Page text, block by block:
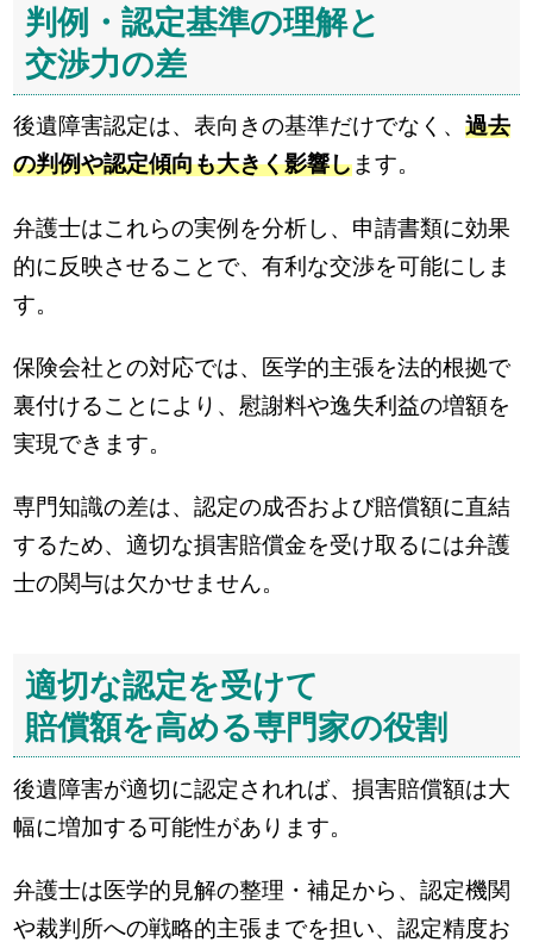
判例・認定基準の理解と
交渉力の差
後遺障害認定は、表向きの基準だけでなく、過去
の判例や認定傾向も大きく影響します。
弁護士はこれらの実例を分析し、申請書類に効果
的に反映させることで、有利な交渉を可能にしま
す。
保険会社との対応では、医学的主張を法的根拠で
裏付けることにより、慰謝料や逸失利益の増額を
実現できます。
専門知識の差は、認定の成否および賠償額に直結
するため、適切な損害賠償金を受け取るには弁護
士の関与は欠かせません。
適切な認定を受けて
賠償額を高める専門家の役割
後遺障害が適切に認定されれば、損害賠償額は大
幅に増加する可能性があります。
弁護士は医学的見解の整理・補足から、認定機関
や裁判所への戦略的主張までを担い、認定精度お